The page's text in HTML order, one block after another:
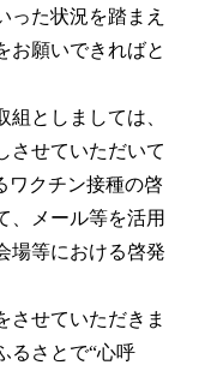
った状況を踏まえ
お願いできればと
としましては、
させていただいて
ワクチン接種の啓
、メール等を活用
場等における啓発
せていただきま
るさとで“心呼